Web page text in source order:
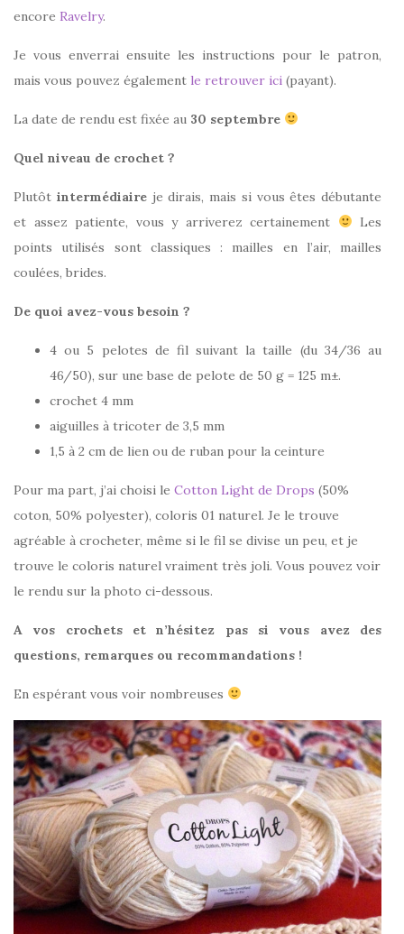
encore Ravelry.
Je vous enverrai ensuite les instructions pour le patron,
mais vous pouvez également le retrouver ici (payant).
La date de rendu est fixée au 30 septembre
Quel niveau de crochet ?
Plutôt intermédiaireje dirais, mais si vous êtes débutante
et assez patiente, vous y arriverez certainement
Les
points utilisés sont classiques : mailles en l’air, mailles
coulées, brides.
De quoi avez-vous besoin ?
4 ou 5 pelotes de fil suivant la taille (du 34/36 au
46/50), sur une base de pelote de 50 g = 125 m±.
crochet 4 mm
aiguilles à tricoter de 3,5 mm
1,5 à 2 cm de lien ou de ruban pour la ceinture
Pour ma part, j’ai choisi le Cotton Light de Drops (50%
coton, 50% polyester), coloris 01 naturel. Je le trouve
agréable à crocheter, même si le fil se divise un peu, et je
trouve le coloris naturel vraiment très joli. Vous pouvez voir
le rendu sur la photo ci-dessous.
A vos crochets et n’hésitez pas si vous avez des
questions, remarques ou recommandations !
En espérant vous voir nombreuses